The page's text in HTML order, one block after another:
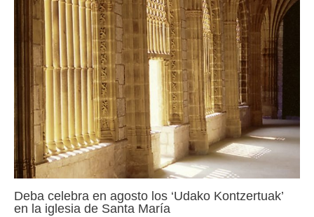
Deba celebra en agosto los ‘Udako Kontzertuak’
en la iglesia de Santa María